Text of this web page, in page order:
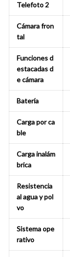
Telefoto 2
Cámara fron
tal
Funciones d
estacadas d
e cámara
Batería
Carga por ca
ble
Carga inalám
brica
Resistencia
al agua y pol
vo
Sistema ope
rativo